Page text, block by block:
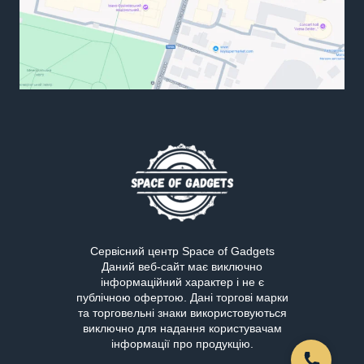
Сервісний центр Space of Gadgets
Даний веб-сайт має виключно
інформаційний характер і не є
публічною офертою. Дані торгові марки
та торговельні знаки використовуються
виключно для надання користувачам
інформації про продукцію.